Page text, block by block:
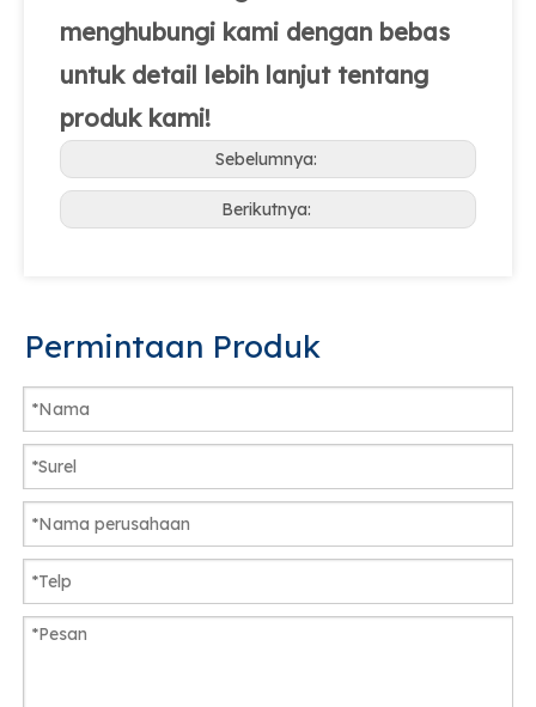
menghubungi kami dengan bebas
untuk detail lebih lanjut tentang
produk kami!
Sebelumnya:
Berikutnya:
Permintaan Produk